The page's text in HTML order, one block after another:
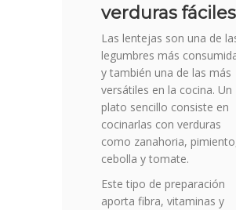
verduras fáciles
Las lentejas son una de
legumbres más
y también una de las más
versátiles en la cocina. Un
plato sencillo consiste en
cocinarlas con verduras
como zanahoria,
cebolla y tomate.
Este tipo de preparación
aporta fibra, vitaminas y